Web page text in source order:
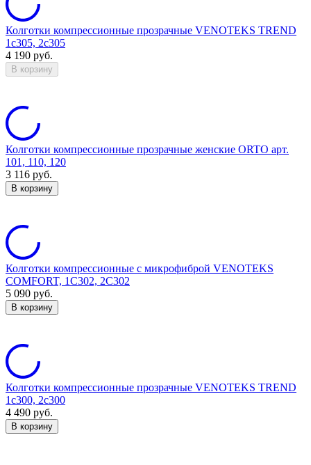
Колготки компрессионные прозрачные VENOTEKS TREND
1c305, 2c305
4 190 руб.
В корзину
Колготки компрессионные прозрачные женские ORTO арт.
101, 110, 120
3 116 руб.
В корзину
Колготки компрессионные с микрофиброй VENOTEKS
COMFORT, 1C302, 2C302
5 090 руб.
В корзину
Колготки компрессионные прозрачные VENOTEKS TREND
1c300, 2c300
4 490 руб.
В корзину